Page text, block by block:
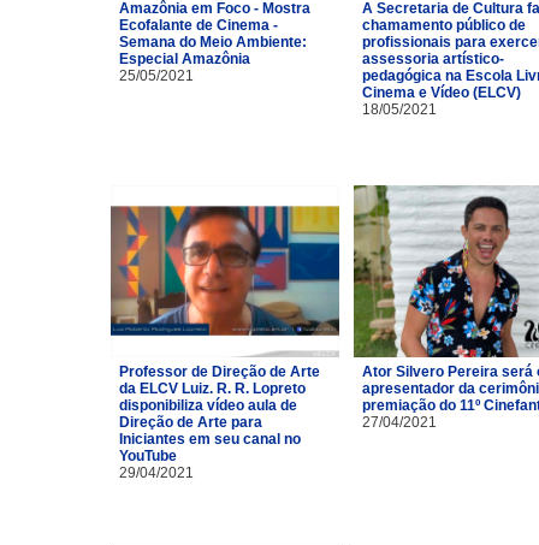
Amazônia em Foco - Mostra
Ecofalante de Cinema -
Semana do Meio Ambiente:
Especial Amazônia
25/05/2021
A Secretaria de Cultura
chamamento público de
profissionais para
assessoria artístico-
pedagógica na Escola
Cinema e Vídeo (ELCV)
18/05/2021
Professor de Direção de Arte
da ELCV Luiz. R. R. Lopreto
disponibiliza vídeo aula de
Direção de Arte para
Iniciantes em seu canal no
YouTube
29/04/2021
Ator Silvero Pereira será
apresentador da
premiação do 11º
27/04/2021